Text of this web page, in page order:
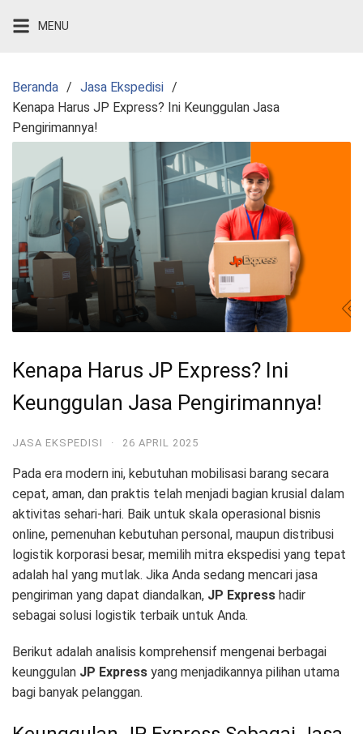
MENU
Beranda
Jasa Ekspedisi
Kenapa Harus JP Express? Ini Keunggulan Jasa
Pengirimannya!
Kenapa Harus JP Express? Ini
Keunggulan Jasa Pengirimannya!
JASA EKSPEDISI · 26 APRIL 2025
Pada era modern ini, kebutuhan mobilisasi barang secara
cepat, aman, dan praktis telah menjadi bagian krusial dalam
aktivitas sehari-hari. Baik untuk skala operasional bisnis
online, pemenuhan kebutuhan personal, maupun distribusi
logistik korporasi besar, memilih mitra ekspedisi yang tepat
adalah hal yang mutlak. Jika Anda sedang mencari jasa
pengiriman yang dapat diandalkan, JP Express hadir
sebagai solusi logistik terbaik untuk Anda.
Berikut adalah analisis komprehensif mengenai berbagai
keunggulan JP Express yang menjadikannya pilihan utama
bagi banyak pelanggan.